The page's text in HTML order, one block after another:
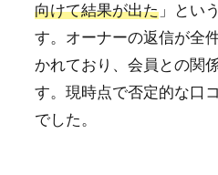
向けて結果が出た」とい
す。オーナーの返信が全
かれており、会員との関
す。現時点で否定的な口
でした。